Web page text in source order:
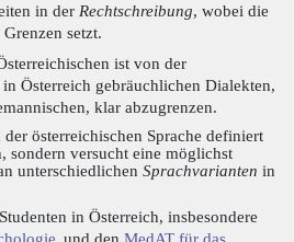
in der Rechtschreibung, wobei die
setzt.
ist von der
Österreich gebräuchlichen Dialekten,
klar abzugrenzen.
österreichischen Sprache definiert
sondern versucht eine möglichst
unterschiedlichen Sprachvarianten in
in Österreich, insbesondere